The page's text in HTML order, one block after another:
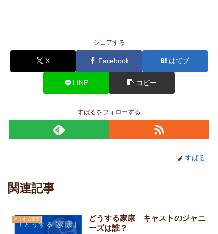
シェアする
X Facebook はてブ
LINE コピー
すばるをフォローする
すばる
関連記事
どうする家康
どうする家康 キャストのジャニ
ーズは誰？